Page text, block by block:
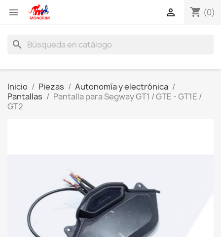
 shopping_cart (0)

search
Inicio Piezas
Autonomía y electrónica
Pantallas
Pantalla para Segway GT1 / GTE - GT1E /
GT2